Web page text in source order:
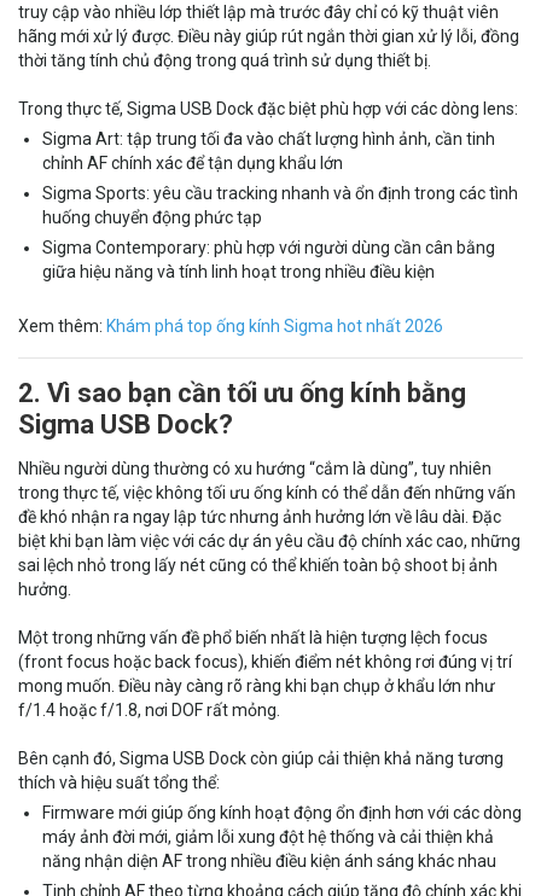
truy cập vào nhiều lớp thiết lập mà trước đây chỉ có kỹ thuật viên
hãng mới xử lý được. Điều này giúp rút ngắn thời gian xử lý lỗi, đồng
thời tăng tính chủ động trong quá trình sử dụng thiết bị.
Trong thực tế, Sigma USB Dock đặc biệt phù hợp với các dòng lens:
Sigma Art: tập trung tối đa vào chất lượng hình ảnh, cần tinh
chỉnh AF chính xác để tận dụng khẩu lớn
Sigma Sports: yêu cầu tracking nhanh và ổn định trong các tình
huống chuyển động phức tạp
Sigma Contemporary: phù hợp với người dùng cần cân bằng
giữa hiệu năng và tính linh hoạt trong nhiều điều kiện
Xem thêm: Khám phá top ống kính Sigma hot nhất 2026
2. Vì sao bạn cần tối ưu ống kính bằng
Sigma USB Dock?
Nhiều người dùng thường có xu hướng “cắm là dùng”, tuy nhiên
trong thực tế, việc không tối ưu ống kính có thể dẫn đến những vấn
đề khó nhận ra ngay lập tức nhưng ảnh hưởng lớn về lâu dài. Đặc
biệt khi bạn làm việc với các dự án yêu cầu độ chính xác cao, những
sai lệch nhỏ trong lấy nét cũng có thể khiến toàn bộ shoot bị ảnh
hưởng.
Một trong những vấn đề phổ biến nhất là hiện tượng lệch focus
(front focus hoặc back focus), khiến điểm nét không rơi đúng vị trí
mong muốn. Điều này càng rõ ràng khi bạn chụp ở khẩu lớn như
f/1.4 hoặc f/1.8, nơi DOF rất mỏng.
Bên cạnh đó, Sigma USB Dock còn giúp cải thiện khả năng tương
thích và hiệu suất tổng thể:
Firmware mới giúp ống kính hoạt động ổn định hơn với các dòng
máy ảnh đời mới, giảm lỗi xung đột hệ thống và cải thiện khả
năng nhận diện AF trong nhiều điều kiện ánh sáng khác nhau
Tinh chỉnh AF theo từng khoảng cách giúp tăng độ chính xác khi